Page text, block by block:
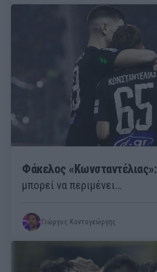
Φάκελος «Κωνσταντέλιας»:
μπορεί να περιμένει…
Γιώργος Κοντογεώργης